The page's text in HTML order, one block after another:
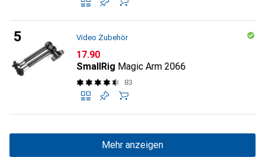
Video Zubehör
CHF
17.90
SmallRig Magic Arm 2066
83
Mehr anzeigen